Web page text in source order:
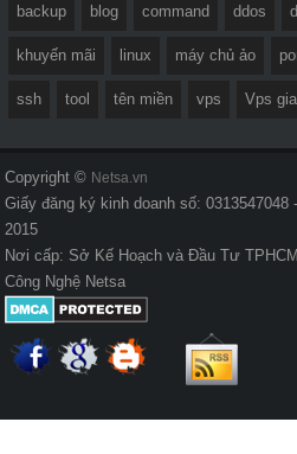
backup blog command ddos
khuyến mãi linux máy chủ ảo
ssh tool tên miền vps Vps
Copyright © Netsa.vn
Giấy đăng ký kinh doanh số: 0313547048
2015
Nơi cấp: Sở Kế Hoạch và Đầu Tư
Công Nghệ Netsa